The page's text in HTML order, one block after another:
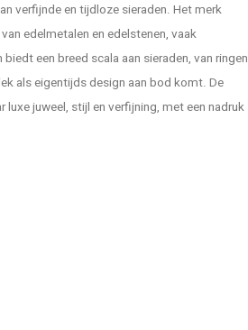
verfijnde en tijdloze sieraden. Het merk
edelmetalen en edelstenen, vaak
een breed scala aan sieraden, van ringen
als eigentijds design aan bod komt. De
juweel, stijl en verfijning, met een nadruk